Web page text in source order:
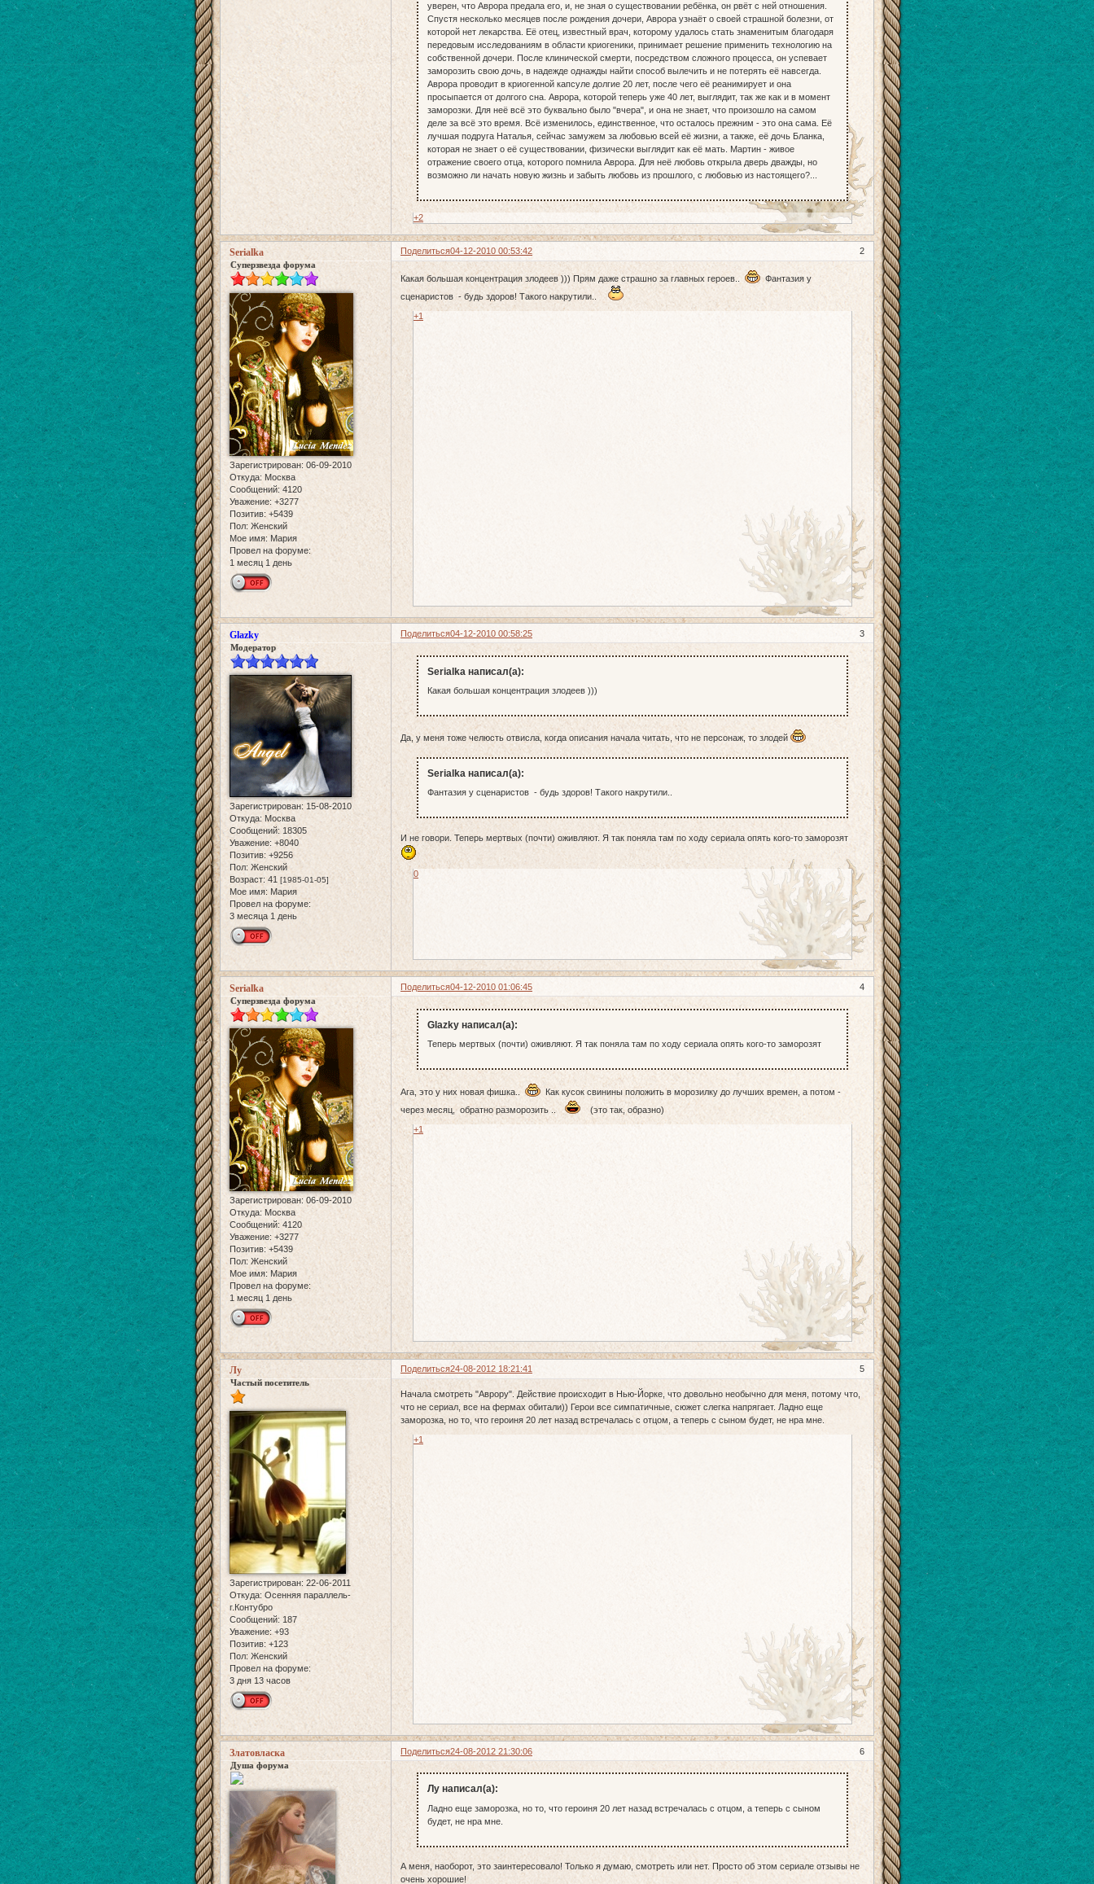
уверен, что Аврора предала его, и, не зная о существовании ребёнка, он рвёт с ней отношения.
Спустя несколько месяцев после рождения дочери, Аврора узнаёт о своей страшной болезни, от
которой нет лекарства. Её отец, известный врач, которому удалось стать знаменитым благодаря
передовым исследованиям в области криогеники, принимает решение применить технологию на
собственной дочери. После клинической смерти, посредством сложного процесса, он успевает
заморозить свою дочь, в надежде однажды найти способ вылечить и не потерять её навсегда.
Аврора проводит в криогенной капсуле долгие 20 лет, после чего её реанимирует и она
просыпается от долгого сна. Аврора, которой теперь уже 40 лет, выглядит, так же как и в момент
заморозки. Для неё всё это буквально было "вчера", и она не знает, что произошло на самом
деле за всё это время. Всё изменилось, единственное, что осталось прежним - это она сама. Её
лучшая подруга Наталья, сейчас замужем за любовью всей её жизни, а также, её дочь Бланка,
которая не знает о её существовании, физически выглядит как её мать. Мартин - живое
отражение своего отца, которого помнила Аврора. Для неё любовь открыла дверь дважды, но
возможно ли начать новую жизнь и забыть любовь из прошлого, с любовью из настоящего?...
+2
Поделиться 2
04-12-2010 00:53:42
Serialka
Суперзвезда форума
Зарегистрирован: 06-09-2010
Откуда: Москва
Сообщений: 4120
Уважение: +3277
Позитив: +5439
Пол: Женский
Мое имя:Мария
Провел на форуме:
1 месяц 1 день
Какая большая концентрация злодеев ))) Прям даже страшно за главных героев..
Фантазия у
сценаристов - будь здоров! Такого накрутили..
+1
Поделиться 3
04-12-2010 00:58:25
Glazky
Модератор
Зарегистрирован: 15-08-2010
Откуда: Москва
Сообщений: 18305
Уважение: +8040
Позитив: +9256
Пол: Женский
Возраст: 41 [1985-01-05]
Мое имя: Мария
Провел на форуме:
3 месяца 1 день
Serialka написал(а):
Какая большая концентрация злодеев )))
Да, у меня тоже челюсть отвисла, когда описания начала читать, что не персонаж, то злодей
Serialka написал(а):
Фантазия у сценаристов - будь здоров! Такого накрутили..
И не говори. Теперь мертвых (почти) оживляют. Я так поняла там по ходу сериала опять кого-то заморозят
0
Поделиться 4
04-12-2010 01:06:45
Serialka
Суперзвезда форума
Зарегистрирован: 06-09-2010
Откуда:Москва
Сообщений: 4120
Уважение: +3277
Позитив: +5439
Пол: Женский
Мое имя: Мария
Провел на форуме:
1 месяц 1 день
Glazky написал(а):
Теперь мертвых (почти) оживляют. Я так поняла там по ходу сериала опять кого-то заморозят
Ага, это у них новая фишка..
Как кусок свинины положить в морозилку до лучших времен, а потом -
через месяц, обратно разморозить ..
(это так, образно)
+1
Поделиться 5
24-08-2012 18:21:41
Лу
Частый посетитель
Зарегистрирован: 22-06-2011
Откуда: Осенняя параллель-
г.Контубро
Сообщений: 187
Уважение: +93
Позитив: +123
Пол: Женский
Провел на форуме:
3 дня 13 часов
Начала смотреть "Аврору". Действие происходит в Нью-Йорке, что довольно необычно для меня, потому что,
что не сериал, все на фермах обитали)) Герои все симпатичные, сюжет слегка напрягает. Ладно еще
заморозка, но то, что героиня 20 лет назад встречалась с отцом, а теперь с сыном будет, не нра мне.
+1
Поделиться 6
24-08-2012 21:30:06
Златовласка
Душа форума
Лу написал(а):
Ладно еще заморозка, но то, что героиня 20 лет назад встречалась с отцом, а теперь с сыном
будет, не нра мне.
А меня, наоборот, это заинтересовало! Только я думаю, смотреть или нет. Просто об этом сериале отзывы не
очень хорошие!